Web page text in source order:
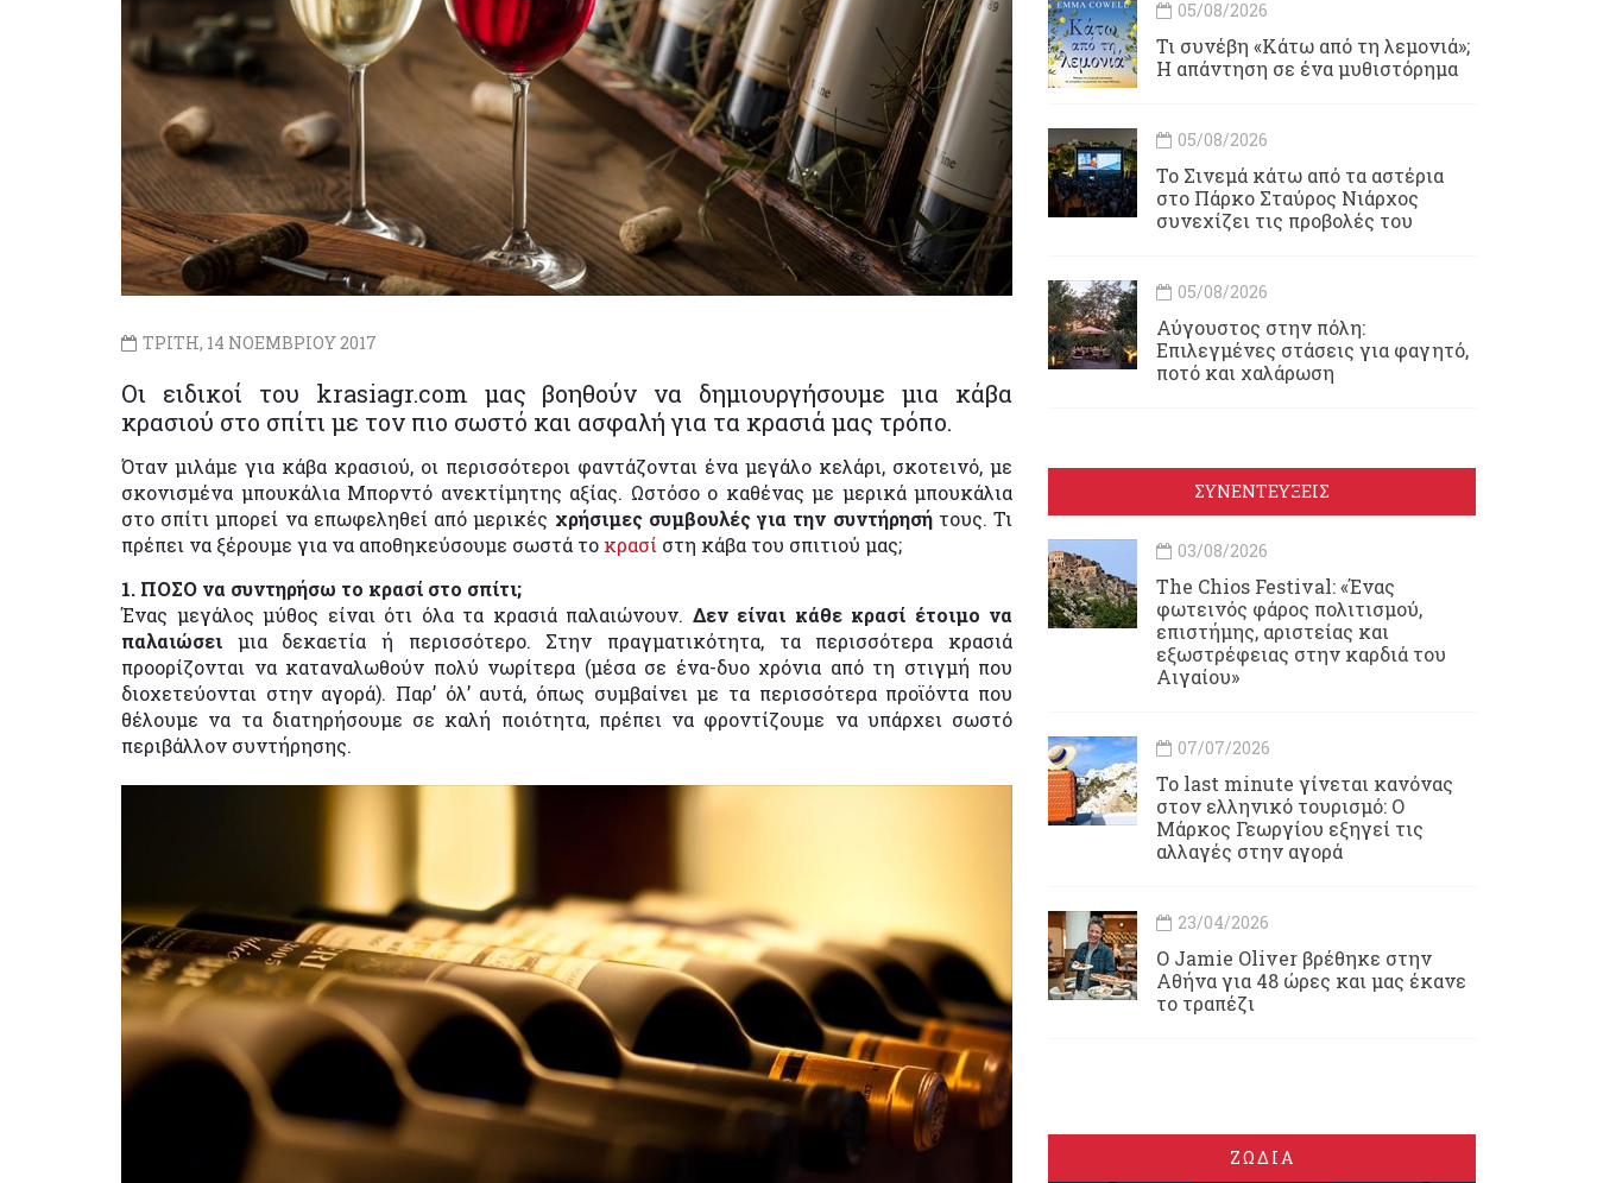
ΤΡΙΤΗ, 14 ΝΟΕΜΒΡΙΟΥ 2017
Οι ειδικοί του krasiagr.com μας βοηθούν να δημιουργήσουμε μια κάβα
κρασιού στο σπίτι με τον πιο σωστό και ασφαλή για τα κρασιά μας τρόπο.
Όταν μιλάμε για κάβα κρασιού, οι περισσότεροι φαντάζονται ένα μεγάλο κελάρι, σκοτεινό, με
σκονισμένα μπουκάλια Μπορντό ανεκτίμητης αξίας. Ωστόσο ο καθένας με μερικά μπουκάλια
στο σπίτι μπορεί να επωφεληθεί από μερικές χρήσιμες συμβουλές για την συντήρησήτους. Τι
πρέπει να ξέρουμε για να αποθηκεύσουμε σωστά το κρασί στη κάβα του σπιτιού μας;
1. ΠΟΣΟ να συντηρήσω το κρασί στο σπίτι;
Ένας μεγάλος μύθος είναι ότι όλα τα κρασιά παλαιώνουν. Δεν είναι κάθε κρασί έτοιμο να
παλαιώσει μια δεκαετία ή περισσότερο. Στην πραγματικότητα, τα περισσότερα κρασιά
προορίζονται να καταναλωθούν πολύ νωρίτερα (μέσα σε ένα-δυο χρόνια από τη στιγμή που
διοχετεύονται στην αγορά). Παρ’ όλ’ αυτά, όπως συμβαίνει με τα περισσότερα προϊόντα που
θέλουμε να τα διατηρήσουμε σε καλή ποιότητα, πρέπει να φροντίζουμε να υπάρχει σωστό
περιβάλλον συντήρησης.
05/08/2026
Τι συνέβη «Κάτω από τη λεμονιά»;
Η απάντηση σε ένα μυθιστόρημα
05/08/2026
To Σινεμά κάτω από τα αστέρια
στο Πάρκο Σταύρος Νιάρχος
συνεχίζει τις προβολές του
05/08/2026
Αύγουστος στην πόλη:
Επιλεγμένες στάσεις για φαγητό,
ποτό και χαλάρωση
ΣΥΝΕΝΤΕΥΞΕΙΣ
03/08/2026
Τhe Chios Festival: «Ένας
φωτεινός φάρος πολιτισμού,
επιστήμης, αριστείας και
εξωστρέφειας στην καρδιά του
Αιγαίου»
07/07/2026
Το last minute γίνεται κανόνας
στον ελληνικό τουρισμό: Ο
Μάρκος Γεωργίου εξηγεί τις
αλλαγές στην αγορά
23/04/2026
Ο Jamie Oliver βρέθηκε στην
Αθήνα για 48 ώρες και μας έκανε
το τραπέζι
ΖΩΔΙΑ